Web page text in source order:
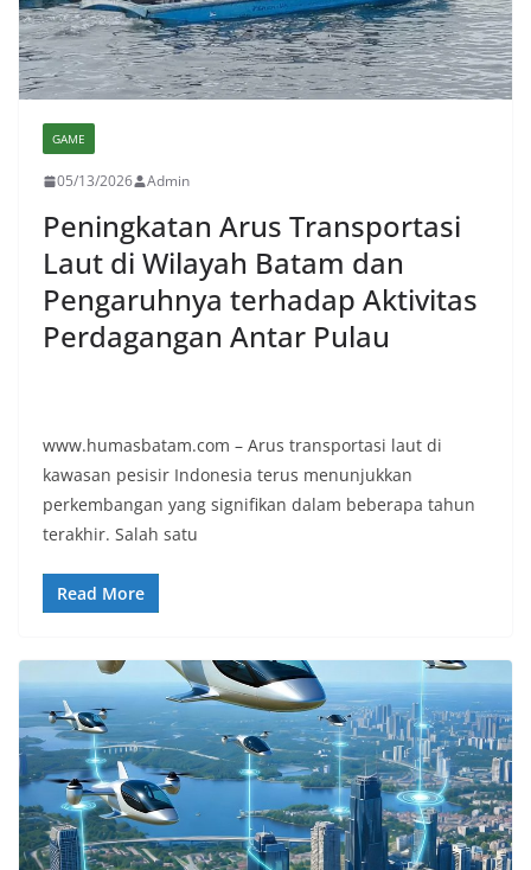
GAME
05/13/2026 Admin
Peningkatan Arus Transportasi
Laut di Wilayah Batam dan
Pengaruhnya terhadap Aktivitas
Perdagangan Antar Pulau
www.humasbatam.com – Arus transportasi laut di
kawasan pesisir Indonesia terus menunjukkan
perkembangan yang signifikan dalam beberapa tahun
terakhir. Salah satu
Read More